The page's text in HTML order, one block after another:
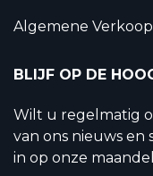
Algemene
BLIJF OP DE
Wilt u regelmatig
van ons nieuws en
in op onze